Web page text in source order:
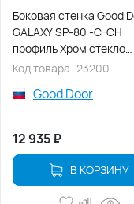
Боковая стенка Good
GALAXY SP-80 -C-CH
профиль Хром стекло
прозрачное
Код товара 23200
Good Door
12 935₽
В КОРЗИНУ